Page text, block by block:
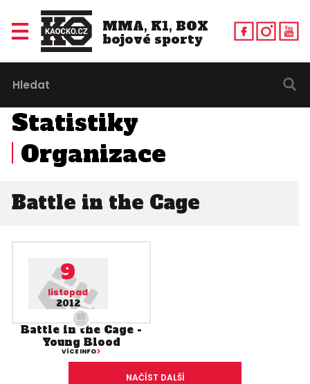
MMA, K1, BOX
bojové sporty
Statistiky
Organizace
Battle in the Cage
9
listopad
2012
Battle in the Cage -
Young Blood
VÍCE INFO
NAČÍST DALŠÍ